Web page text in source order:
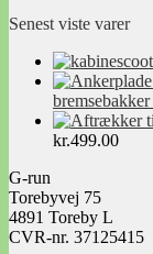
Facebook Link
Senest viste varer
bremsebakker
kr.499.00
G-run
Torebyvej 75
4891 Toreby L
CVR-nr. 37125415